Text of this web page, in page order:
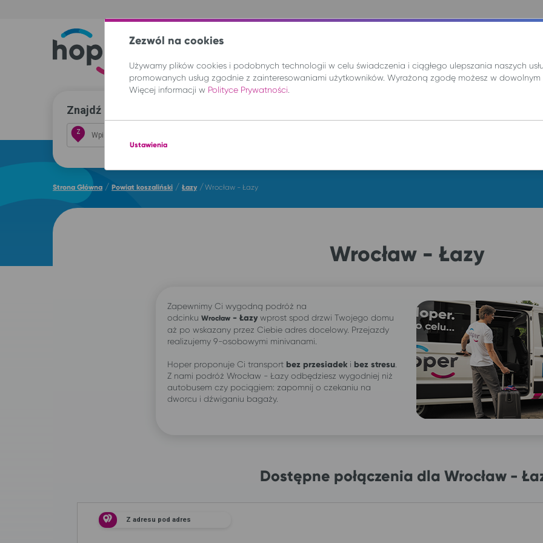
Znajdź przejazd i kup bilet
Z
Strona Główna / Powiat koszaliński / Łazy /Wrocław - Łazy
Wrocław - Łazy
Zapewnimy Ci wygodną podróż na
odcinku Wrocław - Łazywprost spod drzwi Twojego domu
aż po wskazany przez Ciebie adres docelowy. Przejazdy
realizujemy 9-osobowymi minivanami.
Hoper proponuje Ci transport bez przesiadek i bez stresu
Z nami podróż Wrocław - Łazy odbędziesz wygodniej niż
autobusem czy pociągiem: zapomnij o czekaniu na
dworcu i dźwiganiu bagaży.
Dostępne połączenia dla Wrocław -
Z adresu pod adres
Zezwól na cookies
Używamy plików cookies i podobnych technologii w celu świadczenia i ciągłego ulepszania naszych
promowanych usług zgodnie z zainteresowaniami użytkowników. Wyrażoną zgodę możesz w
Więcej informacji w Polityce Prywatności
Ustawienia